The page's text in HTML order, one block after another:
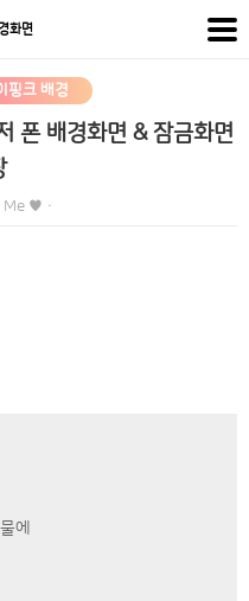
화면
핑크 배경
폰 배경화면 & 잠금화면
Me ♥ ·
에